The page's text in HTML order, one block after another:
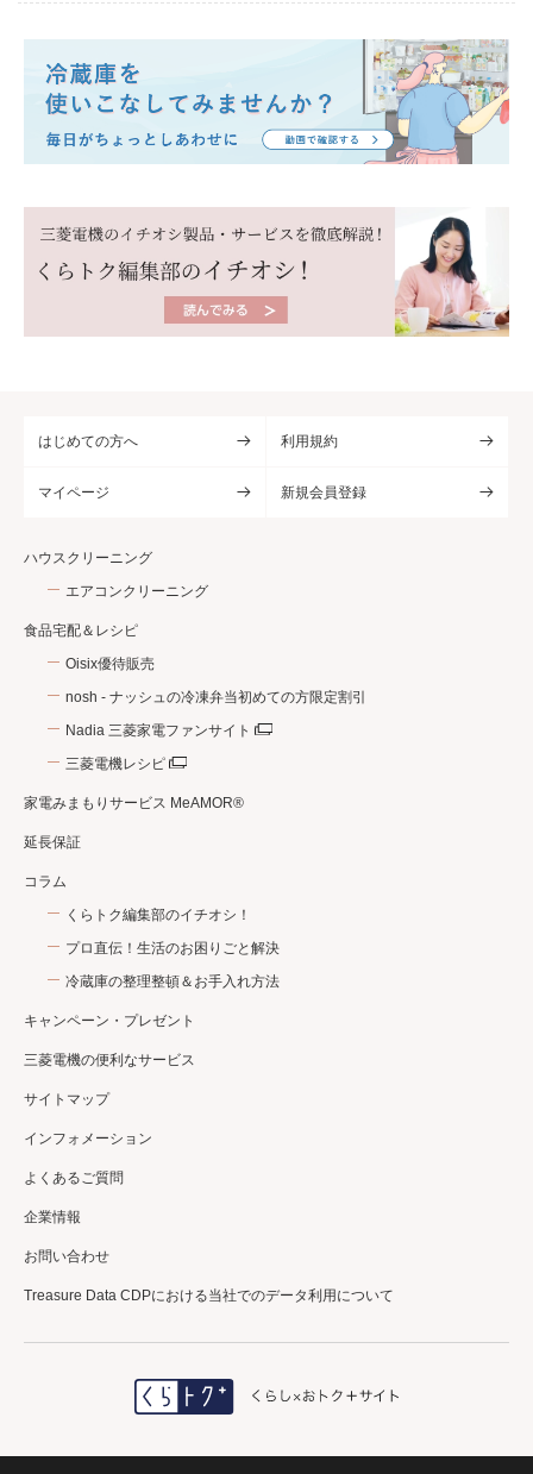
＼三菱電機公式／
エアコンクリーニング
10%OFF✨
はじめての方へ 利用規約
マイページ 新規会員登録
ハウスクリーニング
エアコンクリーニング
食品宅配＆レシピ
Oisix優待販売
nosh - ナッシュの冷凍弁当初めての方限定割引
Nadia 三菱家電ファンサイト
三菱電機レシピ
家電みまもりサービス MeAMOR®
延長保証
コラム
くらトク編集部のイチオシ！
プロ直伝！生活のお困りごと解決
冷蔵庫の整理整頓＆お手入れ方法
キャンペーン・プレゼント
三菱電機の便利なサービス
サイトマップ
インフォメーション
よくあるご質問
企業情報
お問い合わせ
Treasure Data CDPにおける当社でのデータ利用について